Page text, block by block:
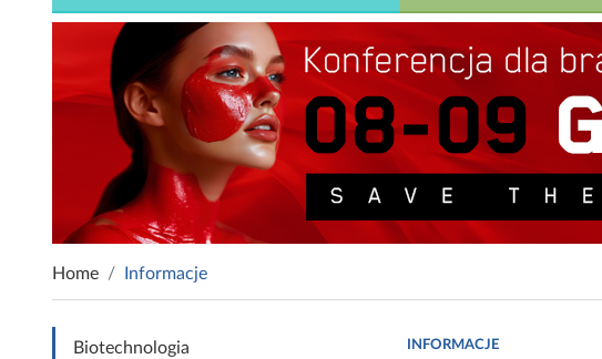
Home Informacje
Biotechnologia INFORMACJE